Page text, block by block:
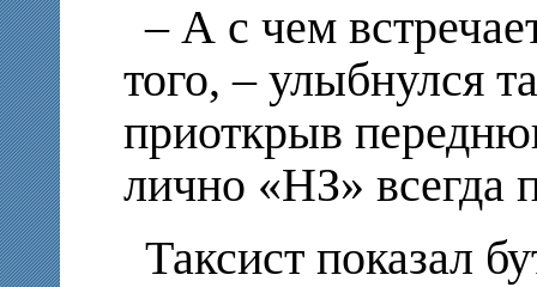
– А с чем
того, – улыбнулся
приоткрыв
лично «НЗ» всегда
Таксист показал